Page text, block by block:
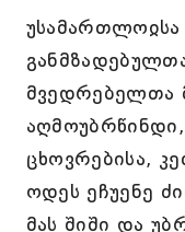
უსამართლოჲსა
მვედრებელთა
ცხოვრებისა,
ოდეს ეჩუენე
მას შიში და